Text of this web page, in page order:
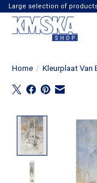
Large selection of
Home / Kleurplaat Van
Product